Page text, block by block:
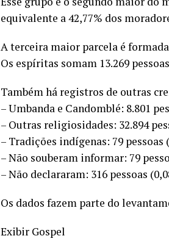
equivalente a 42,77% dos
A terceira maior parcela é
Os espíritas somam 13.269
Também há registros de outras
– Umbanda e Candomblé: 8.801
– Outras religiosidades: 32.894
– Tradições indígenas: 79 pessoas
– Não souberam informar: 79
– Não declararam: 316 pessoas
Os dados fazem parte do
Exibir Gospel